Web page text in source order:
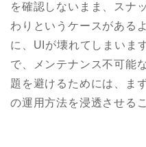
を確認しないまま、スナ
わりというケースがある
に、UIが壊れてしまいま
で、メンテナンス不可能
題を避けるためには、ま
の運用方法を浸透させる